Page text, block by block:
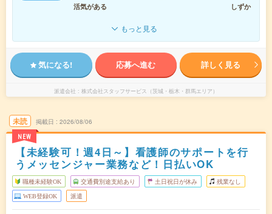
活気がある
しずか
もっと見る
気になる! 応募へ進む 詳しく見る
派遣会社 株式会社スタッフサービス（茨城・栃木・群馬エリア）
未読
NEW
掲載日 2026/08/06
【未経験可！週4日～】看護師のサポートを行
うメッセンジャー業務など！日払いOK
職種未経験OK 交通費別途支給あり 土日祝日が休み 残業なし
WEB登録OK 派遣